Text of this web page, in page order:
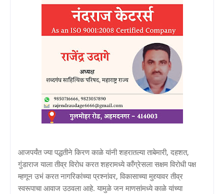
आजपर्यंत ज्या पद्धतीने किरण काळे यांनी शहरातल्या ताबेमारी, दहशत,
गुंडाराज याला तीव्र विरोध करत शहरामध्ये काँग्रेसला सक्षम विरोधी पक्ष
म्हणून उभं करत नागरिकांच्या प्रश्नांवर, विकासाच्या मुद्द्यावर तीव्र
स्वरूपाचा आवाज उठवला आहे. यामुळे जन माणसांमध्ये काळे यांच्या